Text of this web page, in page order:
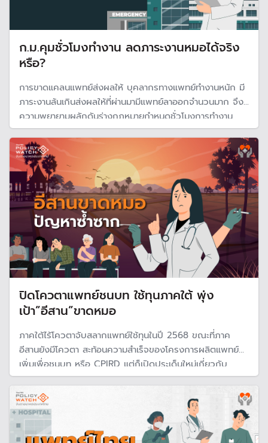
ก.ม.คุมชั่วโมงทำงาน ลดภาระงานหมอได้จริง
หรือ?
การขาดแคลนแพทย์ส่งผลให้ บุคลากรทางแพทย์ทำงานหนัก มี
ภาระงานล้นเกินส่งผลให้ที่ผ่านมามีแพทย์ลาออกจำนวนมาก จึงมี
ความพยายามผลักดันร่างกฎหมายกำหนดชั่วโมงการทำงาน
บุคลากรทางการแพทย์ และ ร่างกฎหมายแยกกระทรวง
สาธารณสุขออกจากสำนักงานคณะกรรมการข้าราชการ
พลเรือน(ก.พ.) เพื่อแก้ปัญหา สหภาพแพทย์ฯหวั่นไม่ตรจุด
ปิดโควตาแพทย์ชนบท ใช้ทุนภาคใต้ พุ่ง
เป้า”อีสาน”ขาดหมอ
ภาคใต้ไร้โควตาจับสลากแพทย์ใช้ทุนในปี 2568 ขณะที่ภาค
อีสานยังมีโควตา สะท้อนความสำเร็จของโครงการผลิตแพทย์
เพิ่มเพื่อชนบท หรือ CPIRD แต่ก็เปิดประเด็นใหม่เกี่ยวกับ
โครงสร้างการจัดสรรแพทย์ในอนาคต เมื่อใคร ๆ ก็อยากทำงาน
ใกล้บ้าน